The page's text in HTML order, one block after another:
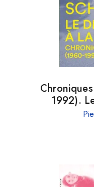
1992).